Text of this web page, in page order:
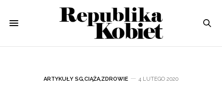
ARTYKUŁY SG,CIĄŻA,ZDROWIE 4 LUTEGO 2020